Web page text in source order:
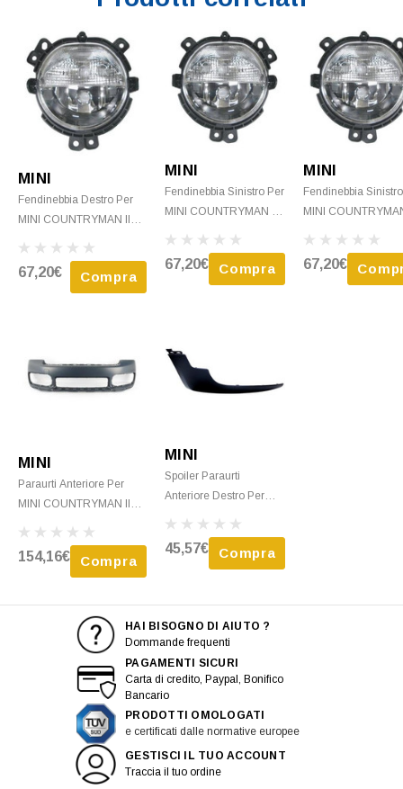
MINI
Fendinebbia Destro Per
MINI COUNTRYMAN II
Paraurti Anteriore, Nuovo
67,20€ Compra
MINI
Fendinebbia Sinistro Per
MINI COUNTRYMAN II
Paraurti Anteriore,
Nuovo
67,20€ Compra
MINI
Fendinebbia
MINI
Paraurti Anteriore,
Nuovo
67,20€
MINI
Paraurti Anteriore Per
MINI COUNTRYMAN II
Da Verniciare
154,16€ Compra
MINI
Spoiler Paraurti
Anteriore Destro Per
F60 2017-2020, Nero,
Nuovo
45,57€ Compra
HAI BISOGNO DI AIUTO ?
Dommande frequenti
PAGAMENTI SICURI
Carta di credito, Paypal, Bonifico
Bancario
PRODOTTI OMOLOGATI
e certificati dalle normative europee
GESTISCI IL TUO ACCOUNT
Traccia il tuo ordine